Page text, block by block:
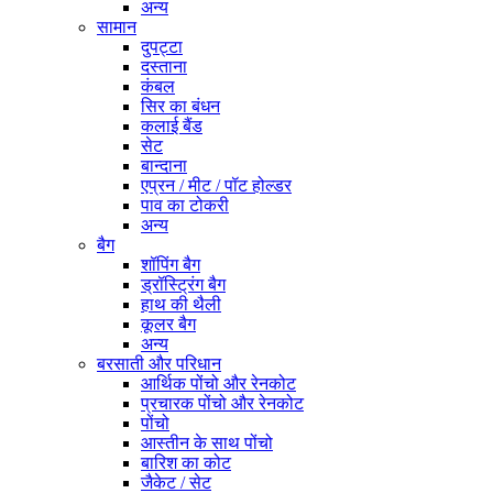
अन्य
सामान
दुपट्टा
दस्ताना
कंबल
सिर का बंधन
कलाई बैंड
सेट
बान्दाना
एप्रन / मीट / पॉट होल्डर
पाव का टोकरी
अन्य
बैग
शॉपिंग बैग
ड्रॉस्ट्रिंग बैग
हाथ की थैली
कूलर बैग
अन्य
बरसाती और परिधान
आर्थिक पोंचो और रेनकोट
प्रचारक पोंचो और रेनकोट
पोंचो
आस्तीन के साथ पोंचो
बारिश का कोट
जैकेट / सेट